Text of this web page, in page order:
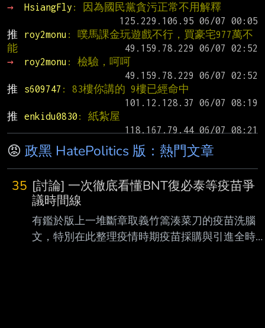
→
HsiangFly : 因為國民黨貪污正常不用解釋
推
roy2monu : 噗馬課金玩遊戲不行，買豪宅977萬不
能
→
roy2monu : 檢驗，呵呵
推
s609747 : 83樓你講的 9樓已經命中
推
enkidu0830 : 紙紮屋
😡 政黑 HatePolitics 版：熱門文章
35 [討論] 一次徹底看懂BNT復必泰等疫苗爭
議時間線
有鑑於版上一堆斷章取義竹篙湊菜刀的疫苗洗腦
文，特別在此整理疫情時期疫苗採購與引進全時